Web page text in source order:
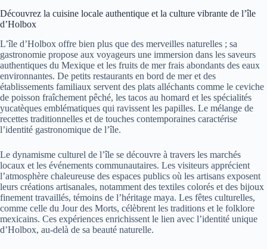
Découvrez la cuisine locale authentique et la culture vibrante de l’île
d’Holbox
L’île d’Holbox offre bien plus que des merveilles naturelles ; sa
gastronomie propose aux voyageurs une immersion dans les saveurs
authentiques du Mexique et les fruits de mer frais abondants des eaux
environnantes. De petits restaurants en bord de mer et des
établissements familiaux servent des plats alléchants comme le ceviche
de poisson fraîchement pêché, les tacos au homard et les spécialités
yucatèques emblématiques qui ravissent les papilles. Le mélange de
recettes traditionnelles et de touches contemporaines caractérise
l’identité gastronomique de l’île.
Le dynamisme culturel de l’île se découvre à travers les marchés
locaux et les événements communautaires. Les visiteurs apprécient
l’atmosphère chaleureuse des espaces publics où les artisans exposent
leurs créations artisanales, notamment des textiles colorés et des bijoux
finement travaillés, témoins de l’héritage maya. Les fêtes culturelles,
comme celle du Jour des Morts, célèbrent les traditions et le folklore
mexicains. Ces expériences enrichissent le lien avec l’identité unique
d’Holbox, au-delà de sa beauté naturelle.